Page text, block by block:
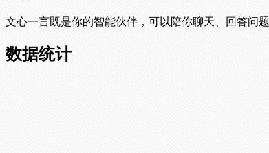
文心一言既是你的智能伙伴，可以陪你聊天、回答问
数据统计